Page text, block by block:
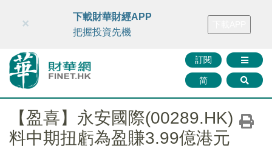
財華智庫網 FINTV FINMETA 財華證券 媒體矩陣
訂閱
简
×
下載財華財經APP
把握投資先機
【盈喜】永安國際(00289.HK)
料中期扭虧為盈賺3.99億港元